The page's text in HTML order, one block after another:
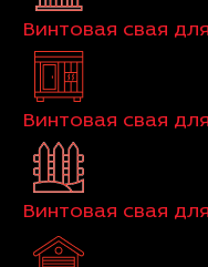
Винтовая свая
Винтовая свая
Винтовая свая